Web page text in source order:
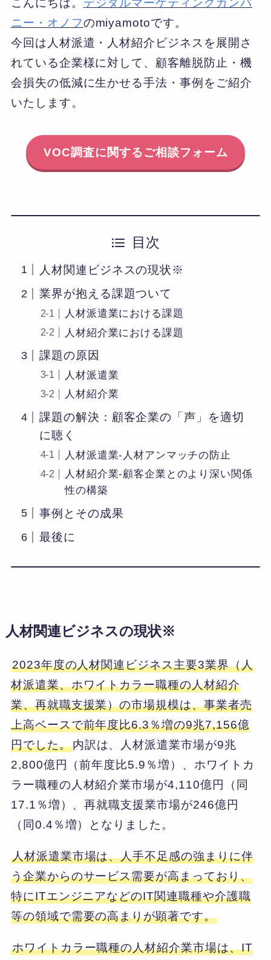
こんにちは。 デジタルマーケティングカンパ
ニー・オノフのmiyamotoです。
今回は人材派遣・人材紹介ビジネスを展開さ
れている企業様に対して、顧客離脱防止・機
会損失の低減に生かせる手法・事例をご紹介
いたします。
VOC調査に関するご相談フォーム
目次
人材関連ビジネスの現状※
業界が抱える課題ついて
人材派遣業における課題
人材紹介業における課題
課題の原因
人材派遣業
人材紹介業
課題の解決：顧客企業の「声」を適切
に聴く
人材派遣業‐人材アンマッチの防止
人材紹介業‐顧客企業とのより深い関係
性の構築
事例とその成果
最後に
人材関連ビジネスの現状※
2023年度の人材関連ビジネス主要3業界（人
材派遣業、ホワイトカラー職種の人材紹介
業、再就職支援業）の市場規模は、事業者売
上高ベースで前年度比6.3％増の9兆7,156億
円でした。内訳は、人材派遣業市場が9兆
2,800億円（前年度比5.9％増）、ホワイトカ
ラー職種の人材紹介業市場が4,110億円（同
17.1％増）、再就職支援業市場が246億円
（同0.4％増）となりました。
人材派遣業市場は、人手不足感の強まりに伴
う企業からのサービス需要が高まっており、
特にITエンジニアなどのIT関連職種や介護職
等の領域で需要の高まりが顕著です。
ホワイトカラー職種の人材紹介業市場は、IT